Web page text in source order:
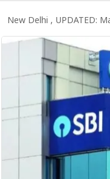
New Delhi , UPDATED: